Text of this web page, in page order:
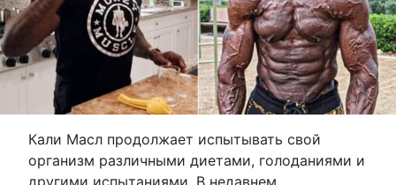
Кали Масл продолжает испытывать свой
организм различными диетами, голоданиями и
другими испытаниями. В недавнем